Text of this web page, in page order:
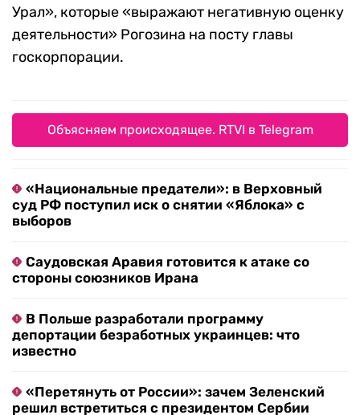
Урал», которые «выражают негативную оценку
деятельности» Рогозина на посту главы
госкорпорации.
Объясняем происходящее. RTVI в Telegram
«Национальные предатели»: в Верховный
суд РФ поступил иск о снятии «Яблока» с
выборов
Саудовская Аравия готовится к атаке со
стороны союзников Ирана
В Польше разработали программу
депортации безработных украинцев: что
известно
«Перетянуть от России»: зачем Зеленский
решил встретиться с президентом Сербии